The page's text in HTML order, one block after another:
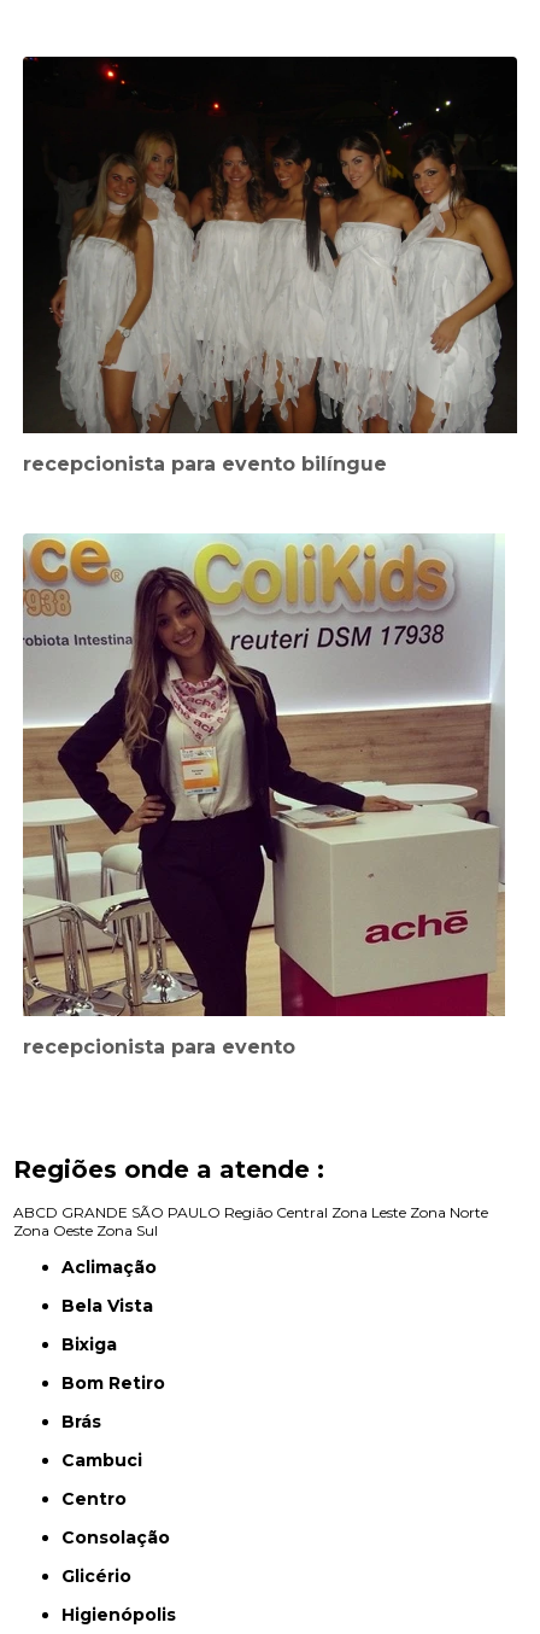
recepcionista para evento bilíngue
recepcionista para evento
Regiões onde a atende :
ABCD GRANDE SÃO PAULO Região Central Zona Leste Zona Norte
Zona Oeste Zona Sul
Aclimação
Bela Vista
Bixiga
Bom Retiro
Brás
Cambuci
Centro
Consolação
Glicério
Higienópolis